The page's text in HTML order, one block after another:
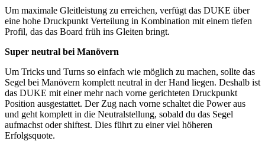
Um maximale Gleitleistung zu erreichen, verfügt das DUKE über
eine hohe Druckpunkt Verteilung in Kombination mit einem tiefen
Profil, das das Board früh ins Gleiten bringt.
Super neutral bei Manövern
Um Tricks und Turns so einfach wie möglich zu machen, sollte das
Segel bei Manövern komplett neutral in der Hand liegen. Deshalb ist
das DUKE mit einer mehr nach vorne gerichteten Druckpunkt
Position ausgestattet. Der Zug nach vorne schaltet die Power aus
und geht komplett in die Neutralstellung, sobald du das Segel
aufmachst oder shiftest. Dies führt zu einer viel höheren
Erfolgsquote.